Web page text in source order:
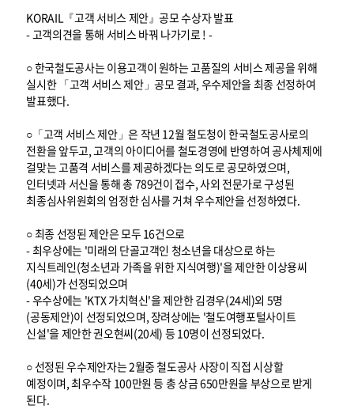
KORAIL『고객 서비스 제안』공모 수상자 발표
- 고객의견을 통해 서비스 바꿔 나가기로 ! -
○ 한국철도공사는 이용고객이 원하는 고품질의 서비스 제공을 위해
실시한 「고객 서비스 제안」공모 결과, 우수제안을 최종 선정하여
발표했다.
○「고객 서비스 제안」은 작년 12월 철도청이 한국철도공사로의
전환을 앞두고, 고객의 아이디어를 철도경영에 반영하여 공사체제에
걸맞는 고품격 서비스를 제공하겠다는 의도로 공모하였으며,
인터넷과 서신을 통해 총 789건이 접수, 사외 전문가로 구성된
최종심사위원회의 엄정한 심사를 거쳐 우수제안을 선정하였다.
○ 최종 선정된 제안은 모두 16건으로
- 최우상에는 '미래의 단골고객인 청소년을 대상으로 하는
지식트레인(청소년과 가족을 위한 지식여행)'을 제안한 이상용씨
(40세)가 선정되었으며
- 우수상에는 'KTX 가치혁신'을 제안한 김경우(24세)외 5명
(공동제안)이 선정되었으며, 장려상에는 '철도여행포털사이트
신설'을 제안한 권오현씨(20세) 등 10명이 선정되었다.
○ 선정된 우수제안자는 2월중 철도공사 사장이 직접 시상할
예정이며, 최우수작 100만원 등 총 상금 650만원을 부상으로 받게
된다.